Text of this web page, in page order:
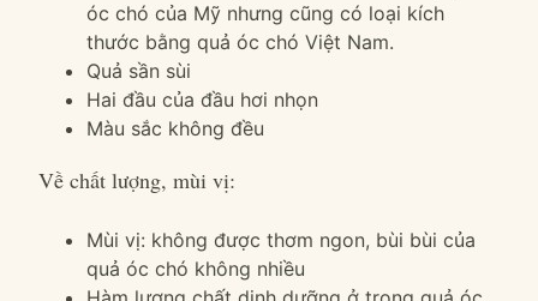
óc chó của Mỹ nhưng cũng có loại kích
thước bằng quả óc chó Việt Nam.
Quả sần sùi
Hai đầu của đầu hơi nhọn
Màu sắc không đều
Về chất lượng, mùi vị:
Mùi vị: không được thơm ngon, bùi bùi của
quả óc chó không nhiều